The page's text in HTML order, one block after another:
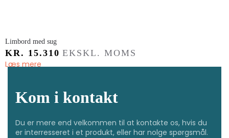
Limbord med sug
KR. 15.310 EKSKL. MOMS
Læs mere
Kom i kontakt
Du er mere end velkommen til at kontakte os, hvis du
er interresseret i et produkt, eller har nolge spørgsmål.